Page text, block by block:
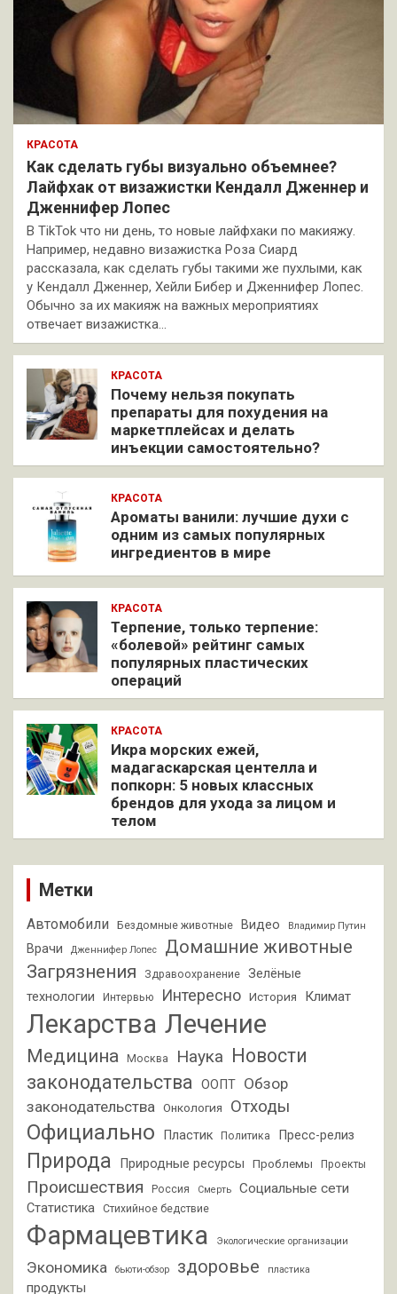
КРАСОТА
Как сделать губы визуально объемнее?
Лайфхак от визажистки Кендалл Дженнер и
Дженнифер Лопес
В TikTok что ни день, то новые лайфхаки по макияжу.
Например, недавно визажистка Роза Сиард
рассказала, как сделать губы такими же пухлыми, как
у Кендалл Дженнер, Хейли Бибер и Дженнифер Лопес.
Обычно за их макияж на важных мероприятиях
отвечает визажистка…
КРАСОТА
Почему нельзя покупать
препараты для похудения на
маркетплейсах и делать
инъекции самостоятельно?
КРАСОТА
Ароматы ванили: лучшие духи с
одним из самых популярных
ингредиентов в мире
КРАСОТА
Терпение, только терпение:
«болевой» рейтинг самых
популярных пластических
операций
КРАСОТА
Икра морских ежей,
мадагаскарская центелла и
попкорн: 5 новых классных
брендов для ухода за лицом и
телом
Метки
Автомобили Бездомные животные Видео Владимир Путин
Врачи Дженнифер Лопес
Домашние животные
Загрязнения
Здравоохранение
Зелёные
технологии
Интервью Интересно История Климат
Лекарства Лечение
Медицина Москва Наука
Новости
законодательства ООПТ Обзор
законодательства Онкология Отходы
Официально Пластик Политика Пресс-релиз
Природа Природные ресурсы Проблемы Проекты
Происшествия Россия Смерть Социальные сети
Статистика Стихийное бедствие
Фармацевтика Экологические организации
Экономика бьюти-обзор здоровье пластика
продукты